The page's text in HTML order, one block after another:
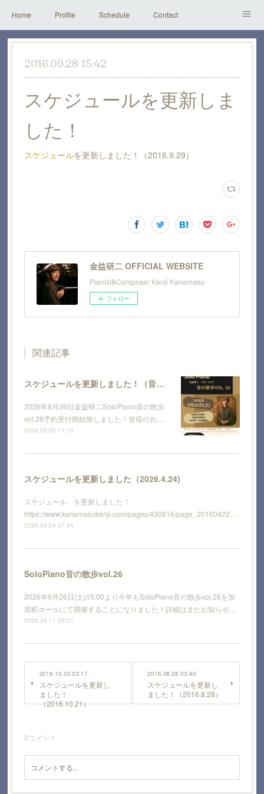
Home Profile Schedule Contact
Instagram Youtube Works
2016.09.28 15:42
スケジュールを更新しま
した！
スケジュールを更新しました！（2016.9.29）
金益研二 OFFICIAL WEBSITE
Pianist&Composer Kenji Kanemasu
フォロー
関連記事
スケジュールを更新しました！（音の散歩vol.26 )
2026年9月26日金益研二SoloPiano音の散歩
vol.26予約受付開始致しました！皆様のお…
2026.05.05 11:15
スケジュールを更新しました（2026.4.24)
スケジュール を更新しました！
https://www.kanemasukenji.com/pages/430816/page_20160422…
2026.04.24 07:44
SoloPiano音の散歩vol.26
2026年9月26日(土)15:00より今年もSoloPiano音の散歩vol.26を加
賀町ホールにて開催することになりました！詳細はまたお知らせ…
2026.04.17 05:01
2016.10.20 23:17
スケジュールを更新し
ました！
（2016.10.21）
2016.08.28 03:40
スケジュールを更新し
ました！（2016.8.28）
0コメント